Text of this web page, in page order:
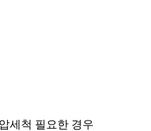
세척 필요한 경우